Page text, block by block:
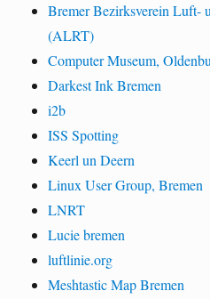
Bremer Bezirksverein Luft-
(ALRT)
Computer Museum,
Darkest Ink Bremen
i2b
ISS Spotting
Keerl un Deern
Linux User Group, Bremen
LNRT
Lucie bremen
luftlinie.org
Meshtastic Map Bremen